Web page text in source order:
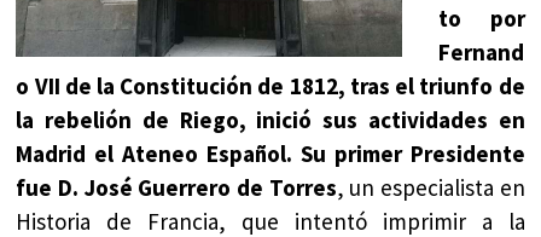
to por
Fernand
o VII de la Constitución de 1812, tras el triunfo de
la rebelión de Riego, inició sus actividades en
Madrid el Ateneo Español. Su primer Presidente
fue D. José Guerrero de Torres, un especialista en
Historia de Francia, que intentó imprimir a la